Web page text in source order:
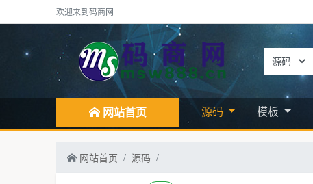
欢迎来到码商网
网站首页 源码 模板
网站首页 源码